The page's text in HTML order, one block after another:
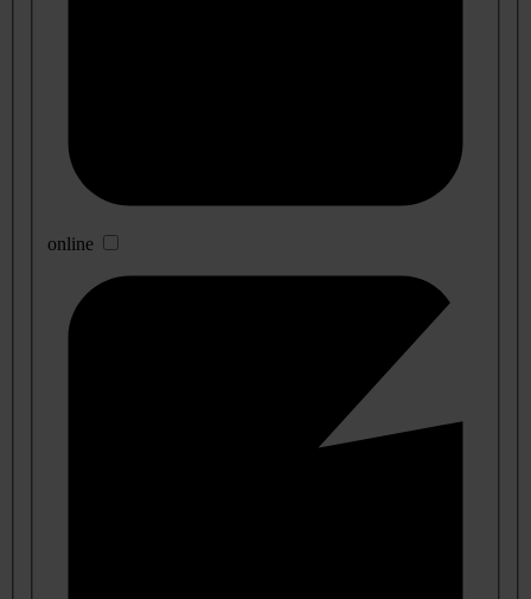
online